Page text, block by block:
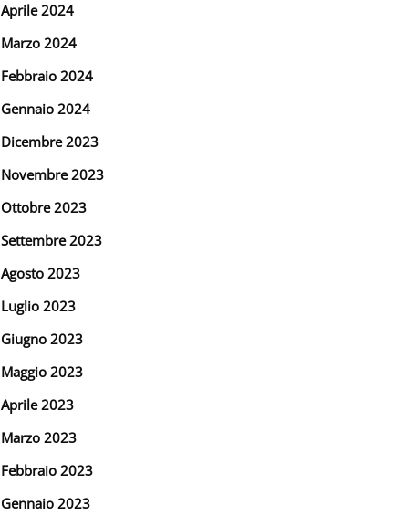
Aprile 2024
Marzo 2024
Febbraio 2024
Gennaio 2024
Dicembre 2023
Novembre 2023
Ottobre 2023
Settembre 2023
Agosto 2023
Luglio 2023
Giugno 2023
Maggio 2023
Aprile 2023
Marzo 2023
Febbraio 2023
Gennaio 2023